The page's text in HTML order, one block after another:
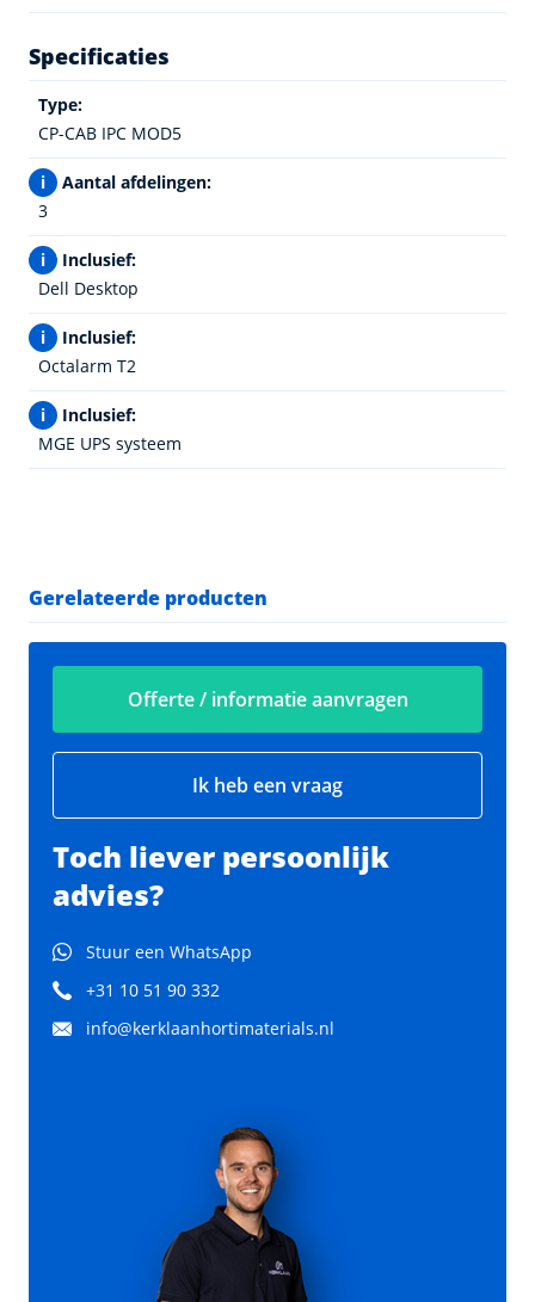
Specificaties
Type:
CP-CAB IPC MOD5
i
Aantal afdelingen:
3
i
Inclusief:
Dell Desktop
i
Inclusief:
Octalarm T2
i
Inclusief:
MGE UPS systeem
Gerelateerde producten
Offerte / informatie aanvragen
Ik heb een vraag
Toch liever persoonlijk
advies?
Stuur een WhatsApp
+31 10 51 90 332
info@kerklaanhortimaterials.nl